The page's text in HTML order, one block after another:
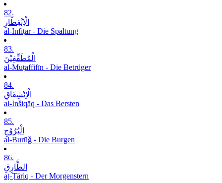
82.
الْاِنْفِطَارِ
al-Infiṭār - Die Spaltung
83.
الْمُطَفِّفِیْنَ
al-Muṭaffifīn - Die Betrüger
84.
الْاِنْشِقَاقِ
al-Inšiqāq - Das Bersten
85.
الْبُرُوْجِ
al-Burūǧ - Die Burgen
86.
الطَّارِقِ
aṭ-Ṭāriq - Der Morgenstern